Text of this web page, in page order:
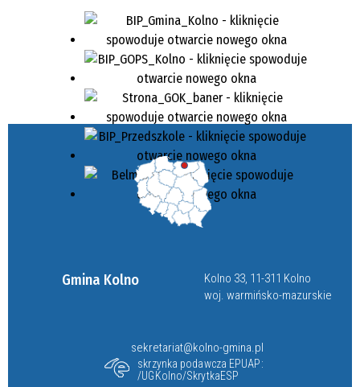
Gmina Kolno
Kolno 33, 11-311 Kolno
woj. warmińsko-mazurskie
sekretariat@kolno-gmina.pl
skrzynka podawcza EPUAP:
/UGKolno/SkrytkaESP